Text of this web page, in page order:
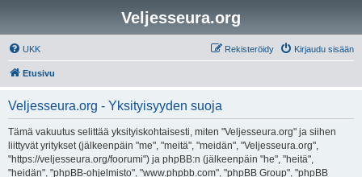
Veljesseura.org
UKK Kirjaudu sisään
Rekisteröidy
Etusivu
Veljesseura.org - Yksityisyyden suoja
Tämä vakuutus selittää yksityiskohtaisesti, miten "Veljesseura.org" ja siihen
liittyvät yritykset (jälkeenpäin "me", "meitä", "meidän", "Veljesseura.org",
"https://veljesseura.org/foorumi") ja phpBB:n (jälkeenpäin "he", "heitä",
"heidän", "phpBB-ohjelmisto", "www.phpbb.com", "phpBB Group", "phpBB